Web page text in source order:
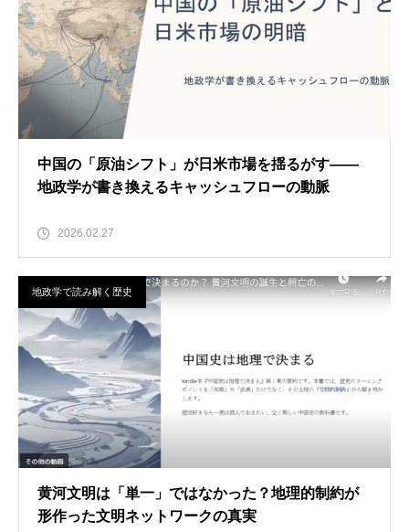
中国の「原油シフト」が日米市場を揺るがす——
地政学が書き換えるキャッシュフローの動脈
2026.02.27
地政学で読み解く歴史
黄河文明は「単一」ではなかった？地理的制約が
形作った文明ネットワークの真実